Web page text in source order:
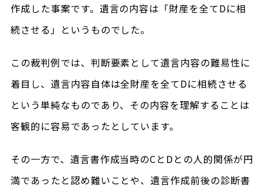
作成した事案です。遺言の内容は「財産を全てDに相
続させる」というものでした。
この裁判例では、判断要素として遺言内容の難易性に
着目し、遺言内容自体は全財産を全てDに相続させる
という単純なものであり、その内容を理解することは
客観的に容易であったとしています。
その一方で、遺言書作成当時のCとDとの人的関係が円
満であったと認め難いことや、遺言作成前後の診断書